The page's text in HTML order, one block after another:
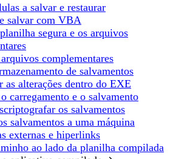
a salvar e restaurar
salvar com VBA
segura e os arquivos
complementares
de salvamentos
as alterações dentro do EXE
carregamento e o salvamento
os salvamentos
salvamentos a uma máquina
externas e hiperlinks
ao lado da planilha compilada